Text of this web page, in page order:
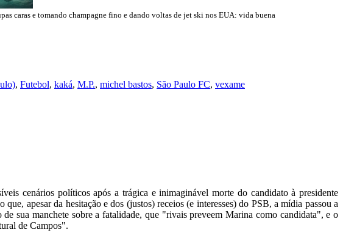
caras e tomando champagne fino e dando voltas de jet ski nos EUA: vida buena
, Futebol, kaká, M.P., michel bastos, São Paulo FC, vexame
cenários políticos após a trágica e inimaginável morte do candidato à presidente
apesar da hesitação e dos (justos) receios (e interesses) do PSB, a mídia passou a
sua manchete sobre a fatalidade, que "rivais preveem Marina como candidata", e o
de Campos".